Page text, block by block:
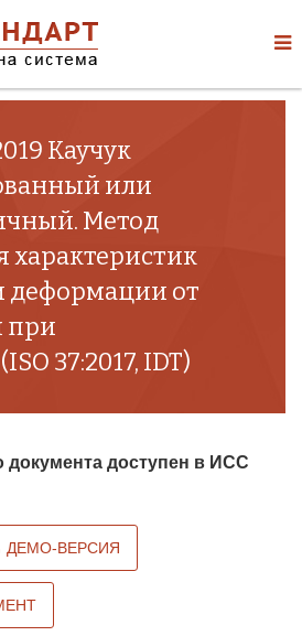
Каучук
или
Метод
характеристик
деформации от
при
37:2017, IDT)
документа доступен в ИСС
ДЕМО-ВЕРСИЯ